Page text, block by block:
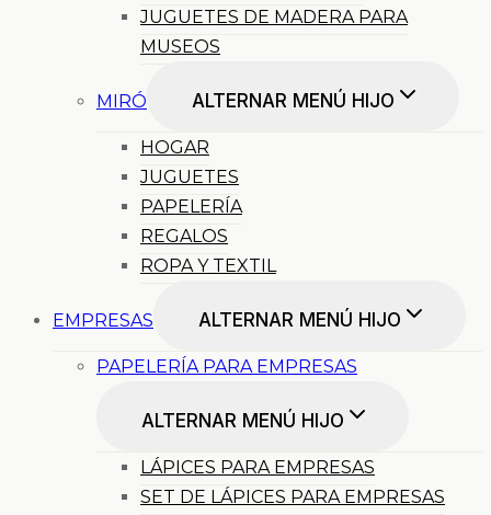
JUGUETES DE MADERA PARA
MUSEOS
MIRÓ ALTERNAR MENÚ HIJO
HOGAR
JUGUETES
PAPELERÍA
REGALOS
ROPA Y TEXTIL
EMPRESAS ALTERNAR MENÚ HIJO
PAPELERÍA PARA EMPRESAS
ALTERNAR MENÚ HIJO
LÁPICES PARA EMPRESAS
SET DE LÁPICES PARA EMPRESAS